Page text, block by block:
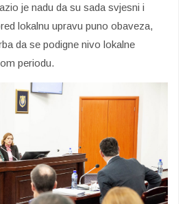
je nadu da su sada svjesni i
lokalnu upravu puno obaveza,
da se podigne nivo lokalne
periodu.